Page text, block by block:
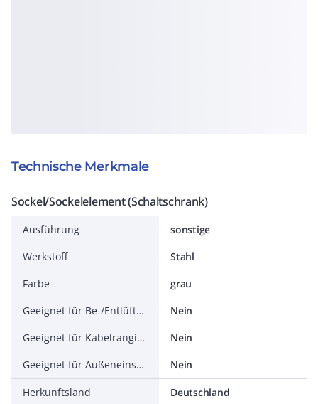
Technische Merkmale
Sockel/Sockelelement (Schaltschrank)
Ausführung
sonstige
Werkstoff
Stahl
Farbe
grau
Geeignet für Be-/Entlüftung
Nein
Geeignet für Kabelrangierung
Nein
Geeignet für Außeneinsatz
Nein
Herkunftsland
Deutschland